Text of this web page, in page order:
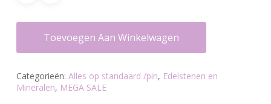
Toevoegen Aan Winkelwagen
Categorieën: Alles op standaard /pin, Edelstenen en
Mineralen, MEGA SALE